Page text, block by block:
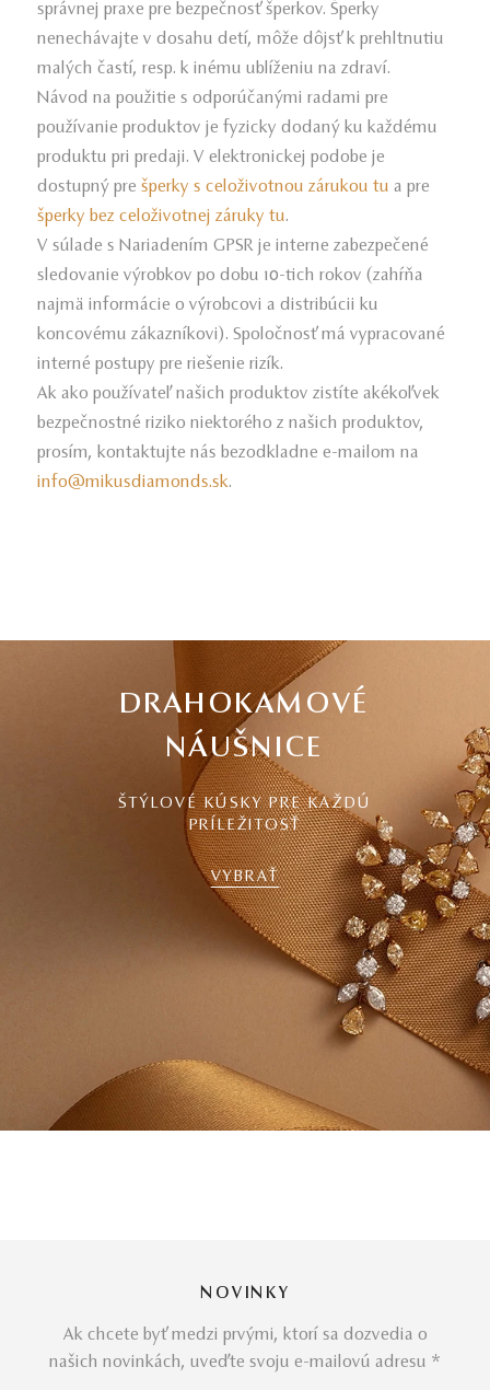
správnej praxe pre bezpečnosť šperkov. Šperky
nenechávajte v dosahu detí, môže dôjsť k prehltnutiu
malých častí, resp. k inému ublíženiu na zdraví.
Návod na použitie s odporúčanými radami pre
používanie produktov je fyzicky dodaný ku každému
produktu pri predaji. V elektronickej podobe je
dostupný prešperky s celoživotnou zárukou tu a pre
šperky bez celoživotnej záruky tu.
V súlade s Nariadením GPSR je interne zabezpečené
sledovanie výrobkov po dobu 10-tich rokov (zahŕňa
najmä informácie o výrobcovi a distribúcii ku
koncovému zákazníkovi). Spoločnosť má vypracované
interné postupy pre riešenie rizík.
Ak ako používateľ našich produktov zistíte akékoľvek
bezpečnostné riziko niektorého z našich produktov,
prosím, kontaktujte nás bezodkladne e-mailom na
info­@mikusdiamonds.sk.
DRAHOKAMOVÉ
NÁUŠNICE
ŠTÝLOVÉ KÚSKY PRE KAŽDÚ
PRÍLEŽITOSŤ
VYBRAŤ
NOVINKY
Ak chcete byť medzi prvými, ktorí sa dozvedia o
našich novinkách, uveďte svoju e-mailovú adresu *